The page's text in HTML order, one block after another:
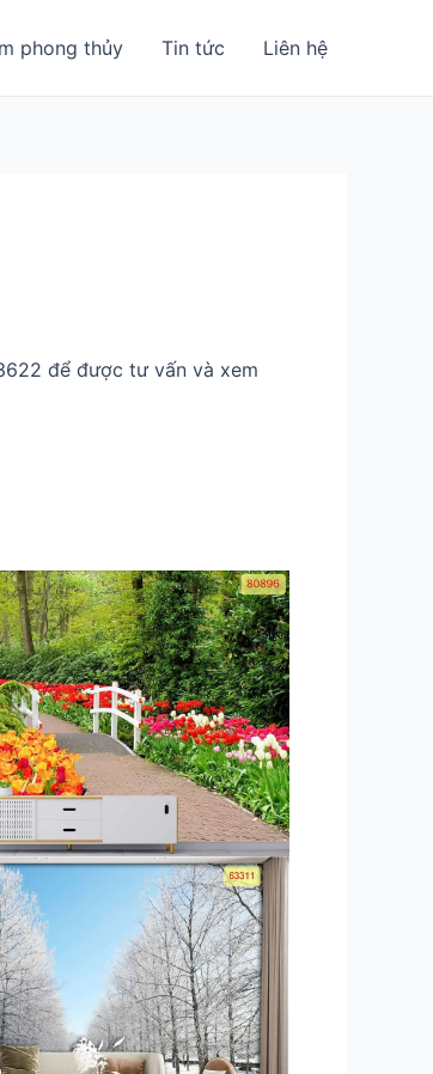
phong thủy Tin tức Liên hệ
để được tư vấn và xem